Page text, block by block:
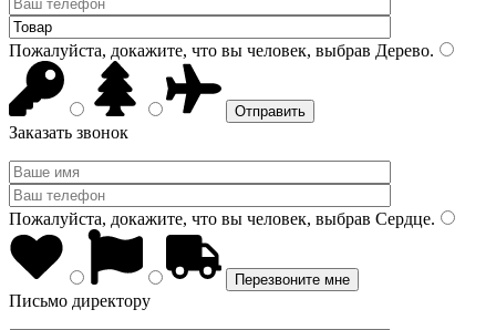
Пожалуйста, докажите, что вы человек, выбрав Дерево.
Заказать звонок
Пожалуйста, докажите, что вы человек, выбрав Сердце.
Письмо директору